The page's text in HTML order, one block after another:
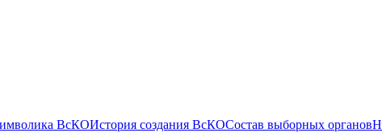
ВсКОИстория создания ВсКОСостав выборных органов